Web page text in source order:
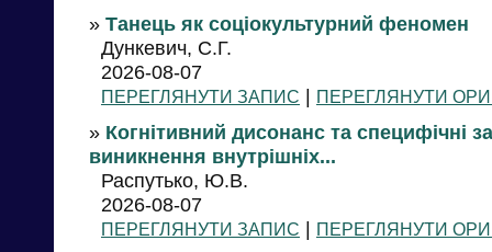
» Танець як соціокультурний феномен
Дункевич, С.Г.
2026-08-07
ПЕРЕГЛЯНУТИ ЗАПИС | ПЕРЕГЛЯНУТИ
» Когнітивний дисонанс та специфічні
виникнення внутрішніх...
Распутько, Ю.В.
2026-08-07
ПЕРЕГЛЯНУТИ ЗАПИС | ПЕРЕГЛЯНУТИ